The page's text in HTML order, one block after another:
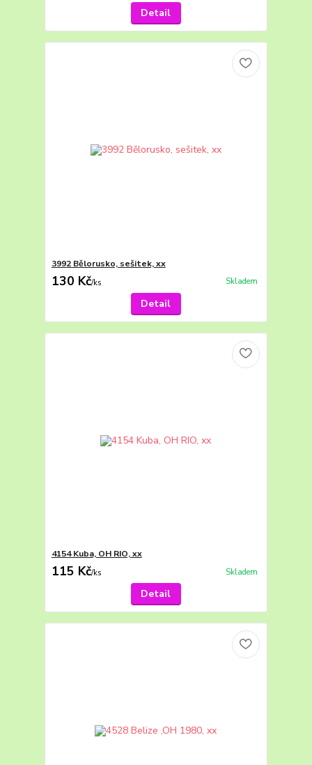
Detail
3992 Bělorusko, sešitek, xx
130 Kč/ks Skladem
Detail
4154 Kuba, OH RIO, xx
115 Kč/ks Skladem
Detail